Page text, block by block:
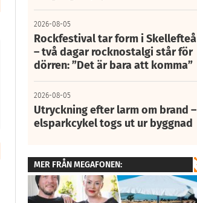
2026-08-05
Rockfestival tar form i Skellefteå
– två dagar rocknostalgi står för
dörren: ”Det är bara att komma”
2026-08-05
Utryckning efter larm om brand –
elsparkcykel togs ut ur byggnad
MER FRÅN MEGAFONEN: